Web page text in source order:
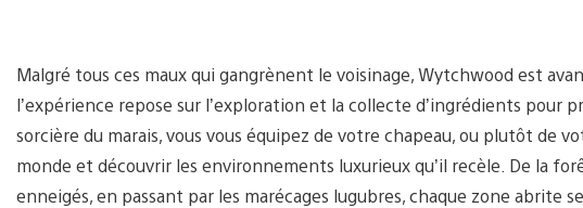
Malgré tous ces maux qui gangrènent le voisinage, Wytchwood est
l’expérience repose sur l’exploration et la collecte d’ingrédients pour
sorcière du marais, vous vous équipez de votre chapeau, ou plutôt de
monde et découvrir les environnements luxurieux qu’il recèle. De la
enneigés, en passant par les marécages lugubres, chaque zone abrite